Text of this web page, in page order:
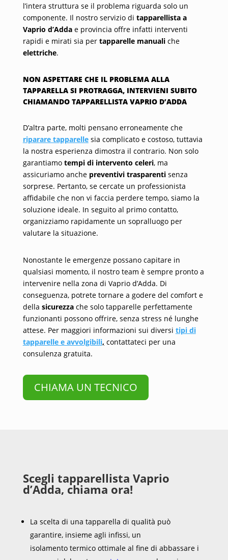
l’intera struttura se il problema riguarda solo un
componente. Il nostro servizio di tapparellista a
Vaprio d’Addae provincia offre infatti interventi
rapidi e mirati sia per tapparelle manualiche
elettriche.
NON ASPETTARE CHE IL PROBLEMA ALLA
TAPPARELLA SI PROTRAGGA, INTERVIENI SUBITO
CHIAMANDO TAPPARELLISTA VAPRIO D’ADDA
D’altra parte, molti pensano erroneamente che
riparare tapparellesia complicato e costoso, tuttavia
la nostra esperienza dimostra il contrario. Non solo
garantiamo tempi di intervento celeri, ma
assicuriamo anche preventivi trasparentisenza
sorprese. Pertanto, se cercate un professionista
affidabile che non vi faccia perdere tempo, siamo la
soluzione ideale. In seguito al primo contatto,
organizziamo rapidamente un sopralluogo per
valutare la situazione.
Nonostante le emergenze possano capitare in
qualsiasi momento, il nostro team è sempre pronto a
intervenire nella zona di Vaprio d’Adda. Di
conseguenza, potrete tornare a godere del comfort e
della sicurezzache solo tapparelle perfettamente
funzionanti possono offrire, senza stress né lunghe
attese. Per maggiori informazioni sui diversi tipi di
tapparelle e avvolgibili, contattateci per una
consulenza gratuita.
CHIAMA UN TECNICO
Scegli tapparellista Vaprio
d’Adda, chiama ora!
La scelta di una tapparella di qualità può
garantire, insieme agli infissi, un
isolamento termico ottimale al fine di abbassare i